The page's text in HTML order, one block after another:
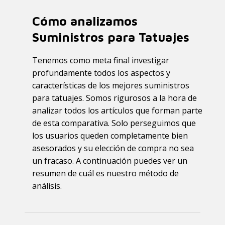
Cómo analizamos
Suministros para Tatuajes
Tenemos como meta final investigar
profundamente todos los aspectos y
características de los mejores suministros
para tatuajes. Somos rigurosos a la hora de
analizar todos los artículos que forman parte
de esta comparativa. Solo perseguimos que
los usuarios queden completamente bien
asesorados y su elección de compra no sea
un fracaso. A continuación puedes ver un
resumen de cuál es nuestro método de
análisis.